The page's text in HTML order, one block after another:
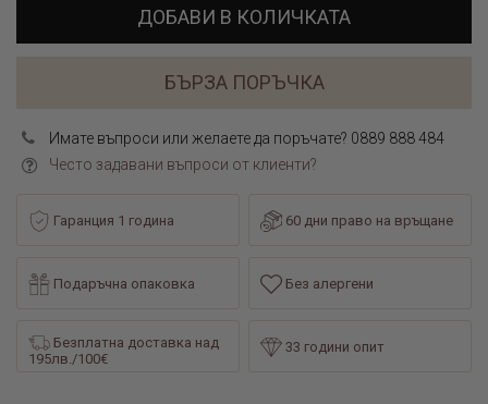
ДОБАВИ В КОЛИЧКАТА
БЪРЗА ПОРЪЧКА
Имате въпроси или желаете да поръчате? 0889 888 484
Често задавани въпроси от клиенти?
Гаранция 1 година 60 дни право на връщане
Подаръчна опаковка Без алергени
Безплатна доставка над
195лв./100€
33 години опит